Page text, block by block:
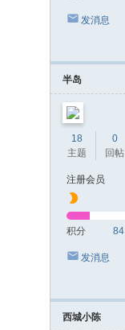
发消息
半岛
18
主题
0
回帖
注册会员
积分 84
发消息
西城小陈